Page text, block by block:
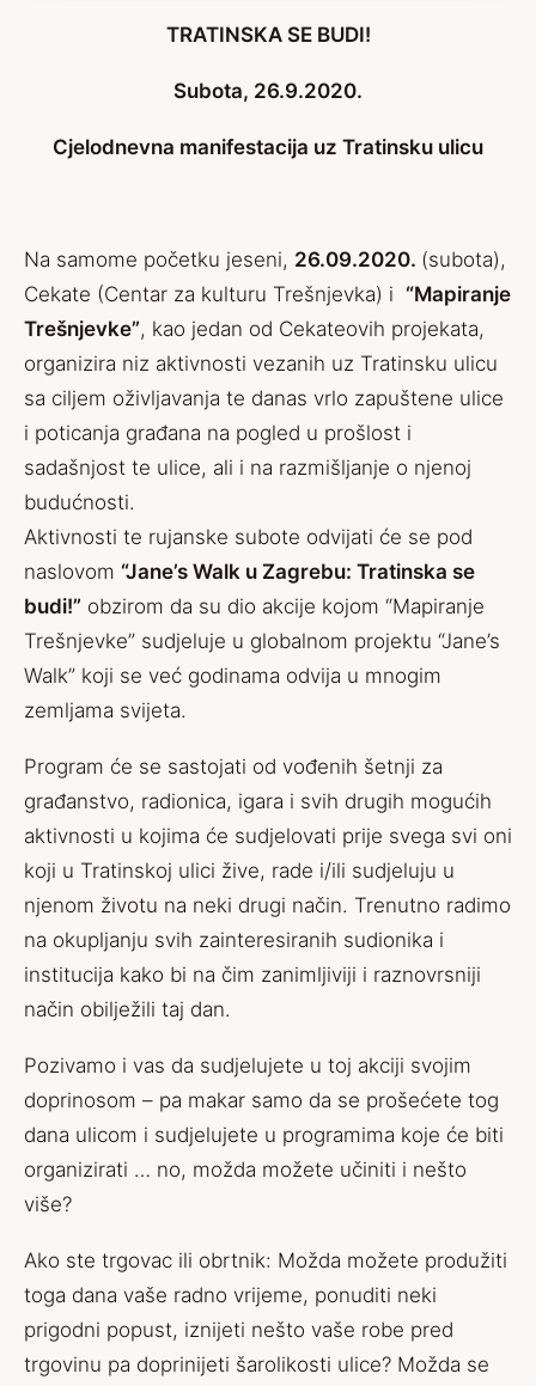
TRATINSKA SE BUDI!
Subota, 26.9.2020.
Cjelodnevna manifestacija uz Tratinsku ulicu
Na samome početku jeseni, 26.09.2020. (subota),
Cekate (Centar za kulturu Trešnjevka) i “Mapiranje
Trešnjevke”, kao jedan od Cekateovih projekata,
organizira niz aktivnosti vezanih uz Tratinsku ulicu
sa ciljem oživljavanja te danas vrlo zapuštene ulice
i poticanja građana na pogled u prošlost i
sadašnjost te ulice, ali i na razmišljanje o njenoj
budućnosti.
Aktivnosti te rujanske subote odvijati će se pod
naslovom “Jane’s Walk u Zagrebu: Tratinska se
budi!” obzirom da su dio akcije kojom “Mapiranje
Trešnjevke” sudjeluje u globalnom projektu “Jane’s
Walk” koji se već godinama odvija u mnogim
zemljama svijeta.
Program će se sastojati od vođenih šetnji za
građanstvo, radionica, igara i svih drugih mogućih
aktivnosti u kojima će sudjelovati prije svega svi oni
koji u Tratinskoj ulici žive, rade i/ili sudjeluju u
njenom životu na neki drugi način. Trenutno radimo
na okupljanju svih zainteresiranih sudionika i
institucija kako bi na čim zanimljiviji i raznovrsniji
način obilježili taj dan.
Pozivamo i vas da sudjelujete u toj akciji svojim
doprinosom – pa makar samo da se prošećete tog
dana ulicom i sudjelujete u programima koje će biti
organizirati … no, možda možete učiniti i nešto
više?
Ako ste trgovac ili obrtnik: Možda možete produžiti
toga dana vaše radno vrijeme, ponuditi neki
prigodni popust, iznijeti nešto vaše robe pred
trgovinu pa doprinijeti šarolikosti ulice? Možda se